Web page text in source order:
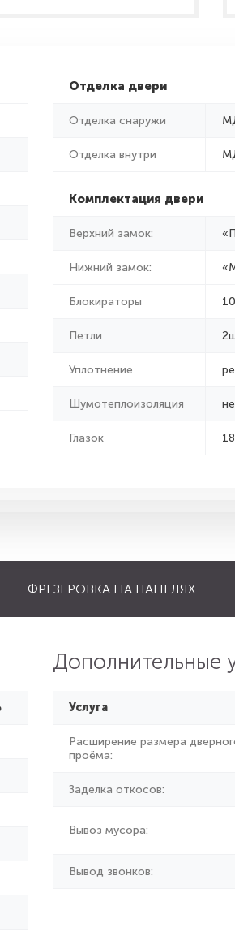
Отделка двери
Отделка снаружи
Отделка внутри
Комплектация двери
Верхний замок:
Нижний замок:
Блокираторы
Петли
Уплотнение
Шумотеплоизоляция
Глазок
ФРЕЗЕРОВКА НА ПАНЕЛЯХ
Дополнительные
Услуга
Расширение размера
проёма:
Заделка откосов:
Вывоз мусора:
Вывод звонков: